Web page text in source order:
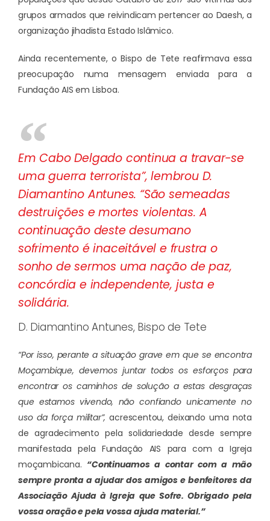
grupos armados que reivindicam pertencer ao Daesh, a
organização jihadista Estado Islâmico.
Ainda recentemente, o Bispo de Tete reafirmava essa
preocupação numa mensagem enviada para a
Fundação AIS em Lisboa.
Em Cabo Delgado continua a travar-se
uma guerra terrorista”, lembrou D.
Diamantino Antunes. “São semeadas
destruições e mortes violentas. A
continuação deste desumano
sofrimento é inaceitável e frustra o
sonho de sermos uma nação de paz,
concórdia e independente, justa e
solidária.
D. Diamantino Antunes, Bispo de Tete
“Por isso, perante a situação grave em que se encontra
Moçambique, devemos juntar todos os esforços para
encontrar os caminhos de solução a estas desgraças
que estamos vivendo, não confiando unicamente no
uso da força militar”, acrescentou, deixando uma nota
de agradecimento pela solidariedade desde sempre
manifestada pela Fundação AIS para com a Igreja
moçambicana. “Continuamos a contar com a mão
sempre pronta a ajudar dos amigos e benfeitores da
Associação Ajuda à Igreja que Sofre. Obrigado pela
vossa oração e pela vossa ajuda material.”